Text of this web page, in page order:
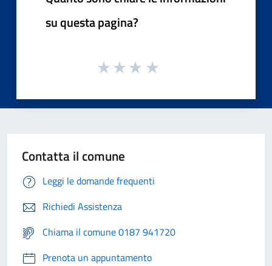
su questa pagina?
Contatta il comune
Leggi le domande frequenti
Richiedi Assistenza
Chiama il comune 0187 941720
Prenota un appuntamento